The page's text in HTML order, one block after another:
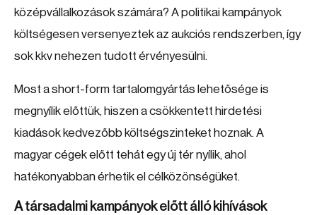
középvállalkozások számára? A politikai kampányok
költségesen versenyeztek az aukciós rendszerben, így
sok kkv nehezen tudott érvényesülni.
Most a short-form tartalomgyártás lehetősége is
megnyílik előttük, hiszen a csökkentett hirdetési
kiadások kedvezőbb költségszinteket hoznak. A
magyar cégek előtt tehát egy új tér nyílik, ahol
hatékonyabban érhetik el célközönségüket.
A társadalmi kampányok előtt álló kihívások